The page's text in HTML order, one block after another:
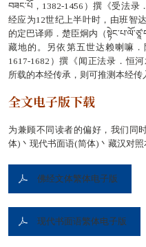
བཟང་པོ，1382-1456）撰《受法录
经应为12世纪上半叶时，由班智
的定巴译师．楚臣炯内（
藏地的。另依第五世达赖喇嘛．
1617-1682）撰《闻正法录．恒河
所载的本经传承，则可推测本经传
全文电子版下载
为兼顾不同读者的偏好，我们同
体)丶现代书面语(简体)丶藏汉对照
佛经文体繁体电子版
现代书面语繁体电子版